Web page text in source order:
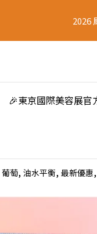
2026
🎉東京國際美容展官
葡萄, 油水平衡, 最新優惠,